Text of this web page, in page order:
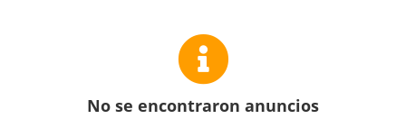
No se encontraron anuncios